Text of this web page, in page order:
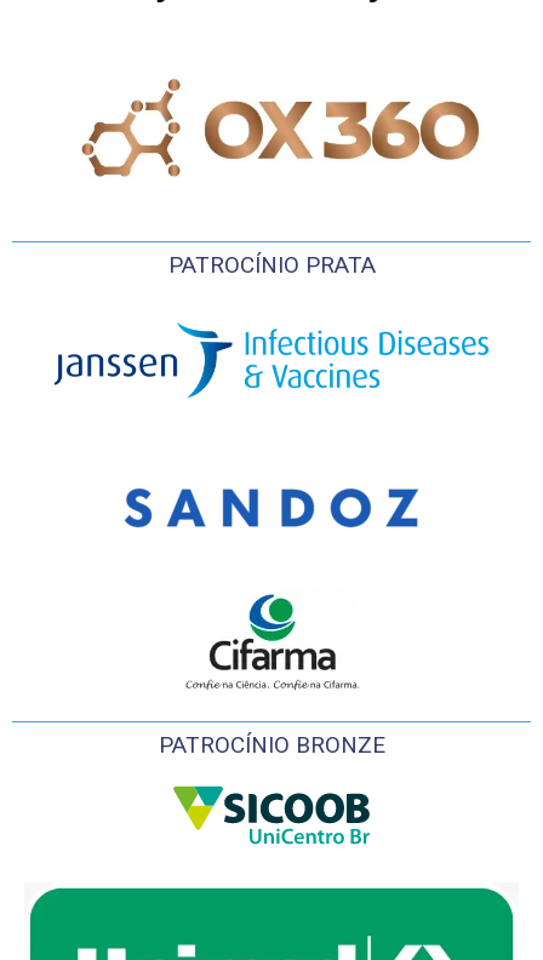
PATROCÍNIO PRATA
PATROCÍNIO BRONZE